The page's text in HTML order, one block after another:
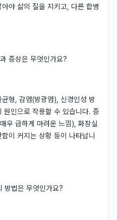
야 삶의 질을 지키고, 다른 합병
증상은 무엇인가요?
형, 감염(방광염), 신경인성 방
원인으로 작용할 수 있습니다. 증
우 급하게 마려운 느낌), 화장실
이 커지는 상황 등이 나타납니
방법은 무엇인가요?